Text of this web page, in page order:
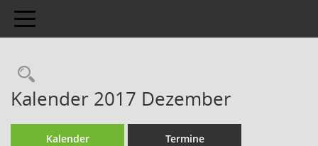
Toggle navigation
Kalender 2017 Dezember
Kalender Termine